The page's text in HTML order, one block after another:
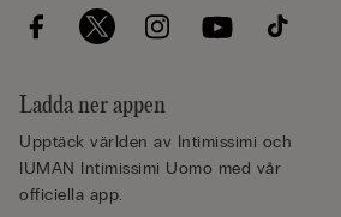
Ladda ner appen
Upptäck världen av Intimissimi och
IUMAN Intimissimi Uomo med vår
officiella app.